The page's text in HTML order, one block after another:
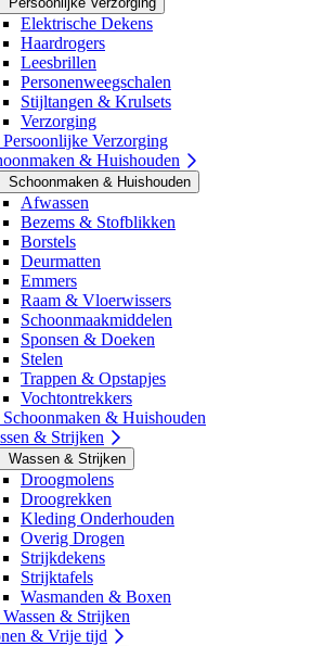
Elektrische Dekens
Haardrogers
Leesbrillen
Personenweegschalen
Stijltangen & Krulsets
Verzorging
Persoonlijke Verzorging
& Huishouden
Schoonmaken & Huishouden
Afwassen
Bezems & Stofblikken
Borstels
Deurmatten
Emmers
Raam & Vloerwissers
Schoonmaakmiddelen
Sponsen & Doeken
Stelen
Trappen & Opstapjes
Vochtontrekkers
Schoonmaken & Huishouden
& Strijken
Wassen & Strijken
Droogmolens
Droogrekken
Kleding Onderhouden
Overig Drogen
Strijkdekens
Strijktafels
Wasmanden & Boxen
Wassen & Strijken
& Vrije tijd